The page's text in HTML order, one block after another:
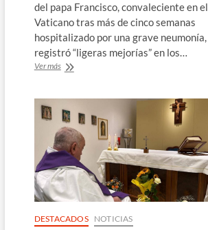
del papa Francisco, convaleciente en el
Vaticano tras más de cinco semanas
hospitalizado por una grave neumonía,
registró “ligeras mejorías” en los…
Ver másEl
mejorías”,
afirma
el
Vaticano
DESTACADOS NOTICIAS